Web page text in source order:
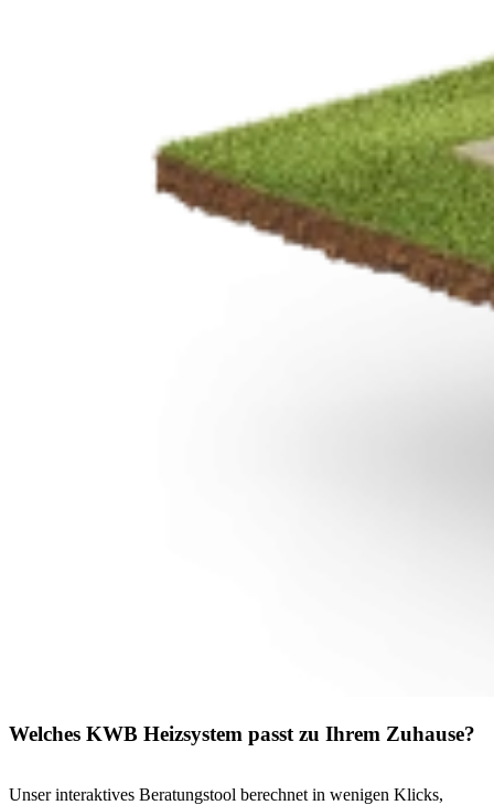
Welches KWB Heizsystem passt zu Ihrem Zuhause?
Unser interaktives Beratungstool berechnet in wenigen Klicks,